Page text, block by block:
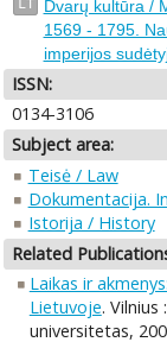
LT Dvarų kultūra /
1569 - 1795.
imperijos
ISSN:
0134-3106
Subject area:
Teisė / Law
Dokumentacija.
Istorija / History
Related
Laikas ir
Lietuvoje.
universitetas,